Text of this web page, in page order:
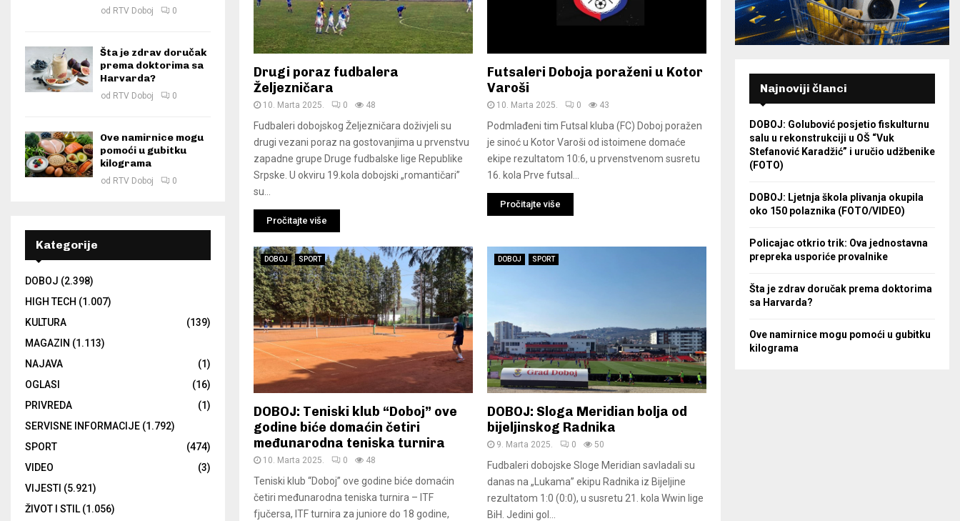
Drugi poraz fudbalera
Željezničara
10. Marta 2025. 0 48
Fudbaleri dobojskog Željezničara doživjeli su
drugi vezani poraz na gostovanjima u prvenstvu
zapadne grupe Druge fudbalske lige Republike
Srpske. U okviru 19.kola dobojski „romantičari”
su...
Pročitajte više
Futsaleri Doboja poraženi u Kotor
Varoši
10. Marta 2025. 0 43
Podmlađeni tim Futsal kluba (FC) Doboj poražen
je sinoć u Kotor Varoši od istoimene domaće
ekipe rezultatom 10:6, u prvenstvenom susretu
16. kola Prve futsal...
Pročitajte više
DOBOJ SPORT
DOBOJ: Teniski klub “Doboj” ove
godine biće domaćin četiri
međunarodna teniska turnira
10. Marta 2025. 0 48
Teniski klub “Doboj” ove godine biće domaćin
četiri međunarodna teniska turnira – ITF
fjučersa, ITF turnira za juniore do 18 godine,
DOBOJ SPORT
DOBOJ: Sloga Meridian bolja od
bijeljinskog Radnika
9. Marta 2025. 0 50
Fudbaleri dobojske Sloge Meridian savladali su
danas na „Lukama” ekipu Radnika iz Bijeljine
rezultatom 1:0 (0:0), u susretu 21. kola Wwin lige
BiH. Jedini gol...
od RTV Doboj 0
Šta je zdrav doručak
prema doktorima sa
Harvarda?
od RTV Doboj 0
Ove namirnice mogu
pomoći u gubitku
kilograma
od RTV Doboj 0
Kategorije
DOBOJ (2.398)
HIGH TECH (1.007)
KULTURA
(139)
MAGAZIN (1.113)
NAJAVA
(1)
OGLASI
(16)
PRIVREDA
(1)
SERVISNE INFORMACIJE (1.792)
SPORT
(474)
VIDEO
(3)
VIJESTI (5.921)
ŽIVOT I STIL(1.056)
Najnoviji članci
DOBOJ: Golubović posjetio fiskulturnu
salu u rekonstrukciji u OŠ “Vuk
Stefanović Karadžić” i uručio udžbenike
(FOTO)
DOBOJ: Ljetnja škola plivanja okupila
oko 150 polaznika (FOTO/VIDEO)
Policajac otkrio trik: Ova jednostavna
prepreka usporiće provalnike
Šta je zdrav doručak prema doktorima
sa Harvarda?
Ove namirnice mogu pomoći u gubitku
kilograma